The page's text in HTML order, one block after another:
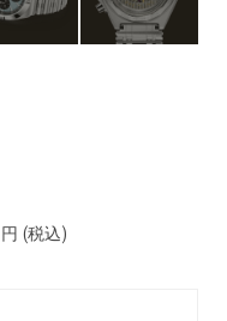
円 (税込)